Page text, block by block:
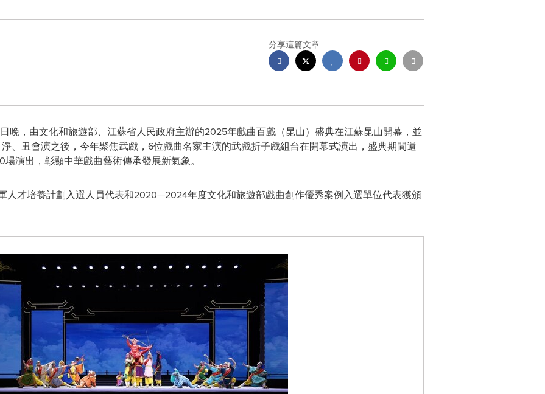
分享這篇文章
晚，由文化和旅遊部、江蘇省人民政府主辦的2025年戲曲百戲（昆山）盛典在江蘇昆山開幕，並
、丑會演之後，今年聚焦武戲，6位戲曲名家主演的武戲折子戲組台在開幕式演出，盛典期間還
演出，彰顯中華戲曲藝術傳承發展新氣象。
人才培養計劃入選人員代表和2020—2024年度文化和旅遊部戲曲創作優秀案例入選單位代表獲頒